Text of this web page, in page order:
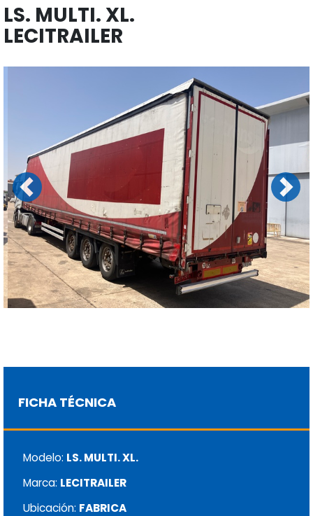
LS. MULTI. XL.
LECITRAILER
Previous Next
FICHA TÉCNICA
Modelo: LS. MULTI. XL.
Marca: LECITRAILER
Ubicación: FABRICA